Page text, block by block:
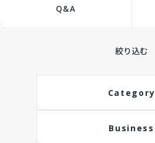
Q&A
絞り込む
Category
Business